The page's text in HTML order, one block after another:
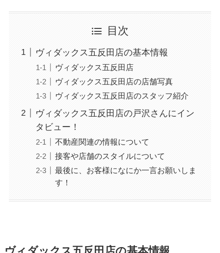
目次
ヴィダックス五反田店の基本情報
ヴィダックス五反田店
ヴィダックス五反田店の店舗写真
ヴィダックス五反田店のスタッフ紹介
ヴィダックス五反田店の戸沢さんにイン
タビュー！
不動産関連の情報について
接客や店舗のスタイルについて
最後に、お客様になにか一言お願いしま
す！